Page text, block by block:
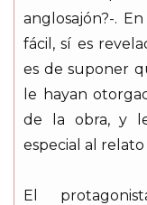
anglosajón?-.
fácil, sí es
es de suponer
le hayan
de la obra, y
especial al relato
El